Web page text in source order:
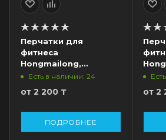
Перчатки для
фитнеса
Hongmailong,
красный
Есть в наличии: 24
от 2 200 ₸
ПОДРОБНЕЕ
от 2